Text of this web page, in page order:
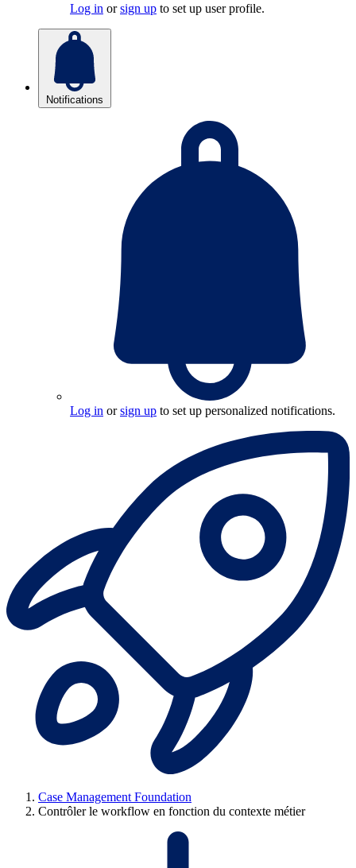
Log in orsign up to set up user profile.
Notifications
Log in orsign up to set up personalized notifications.
Case Management Foundation
Contrôler le workflow en fonction du contexte métier